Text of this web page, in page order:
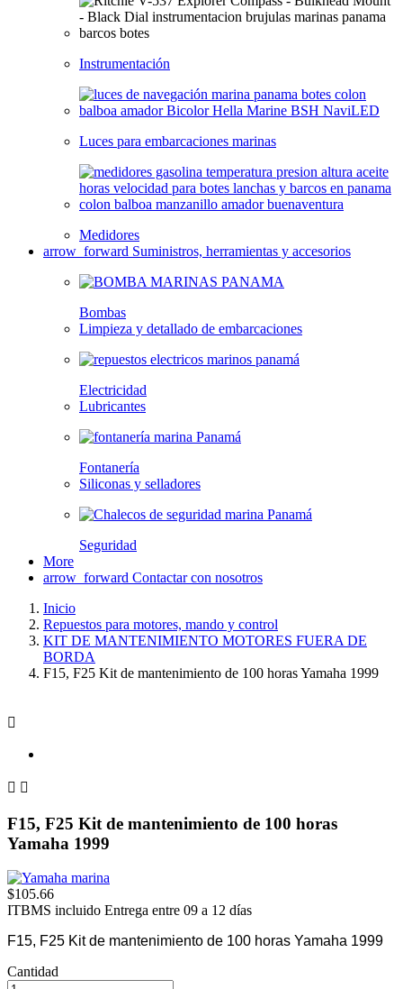
Instrumentación
Luces para embarcaciones marinas
Medidores
arrow_forward Suministros, herramientas y accesorios
Bombas
Limpieza y detallado de embarcaciones
Electricidad
Lubricantes
Fontanería
Siliconas y selladores
Seguridad
More
arrow_forward Contactar con nosotros
Inicio
Repuestos para motores, mando y control
KIT DE MANTENIMIENTO MOTORES FUERA DE
BORDA
F15, F25 Kit de mantenimiento de 100 horas Yamaha 1999

 
F15, F25 Kit de mantenimiento de 100 horas
Yamaha 1999
$105.66
ITBMS incluido Entrega entre 09 a 12 días
F15, F25 Kit de mantenimiento de 100 horas Yamaha 1999
Cantidad